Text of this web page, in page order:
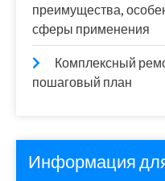
преимущества,
сферы применения
Комплексный
пошаговый план
Информация